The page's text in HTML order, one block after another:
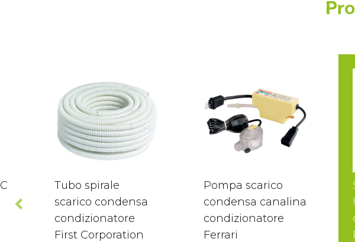
Tubo spirale
scarico condensa
condizionatore
First Corporation
Pompa scarico
condensa canalina
condizionatore
Ferrari